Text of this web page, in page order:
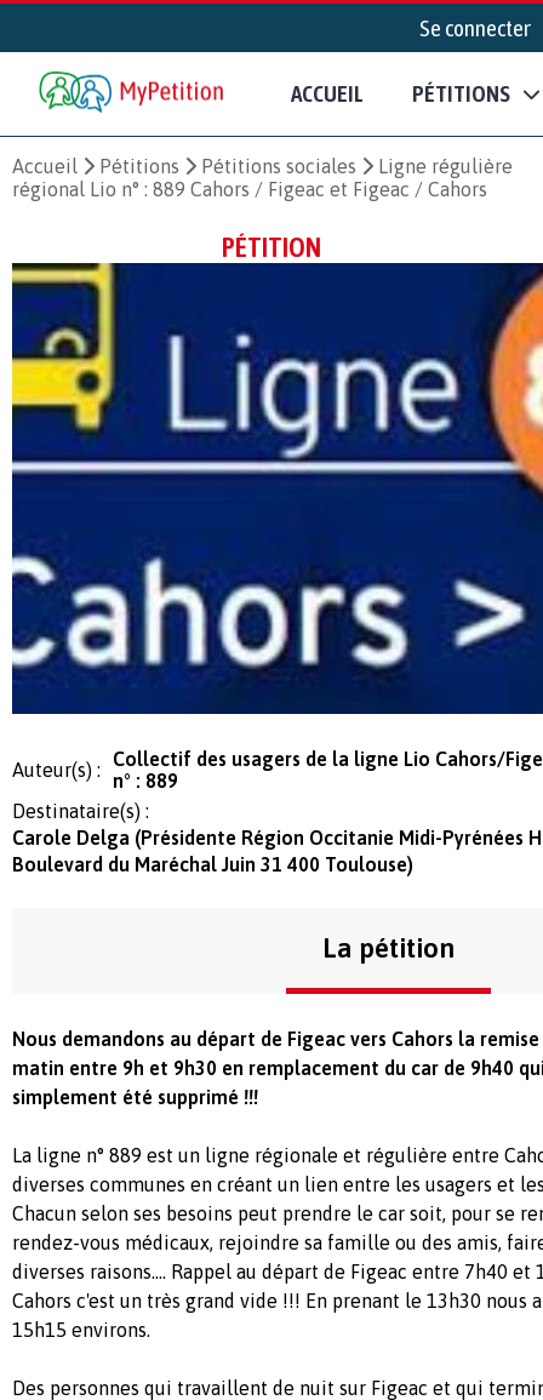
Se connecter
ACCUEIL PÉTITIONS
Accueil Pétitions Pétitions sociales
Ligne régulière
régional Lio n° : 889 Cahors / Figeac et Figeac / Cahors
PÉTITION
Auteur(s) :
Collectif des usagers de la ligne Lio Cahors/
n° : 889
Destinataire(s) :
Carole Delga (Présidente Région Occitanie Midi-Pyrénées
Boulevard du Maréchal Juin 31 400 Toulouse)
La pétition
Nous demandons au départ de Figeac vers Cahors la
matin entre 9h et 9h30 en remplacement du car de 9h40
simplement été supprimé !!!
La ligne n° 889 est un ligne régionale et régulière entre
diverses communes en créant un lien entre les usagers et
Chacun selon ses besoins peut prendre le car soit, pour se
rendez-vous médicaux, rejoindre sa famille ou des amis,
diverses raisons.... Rappel au départ de Figeac entre 7h40 et
Cahors c'est un très grand vide !!! En prenant le 13h30 nous
15h15 environs.
Des personnes qui travaillent de nuit sur Figeac et qui